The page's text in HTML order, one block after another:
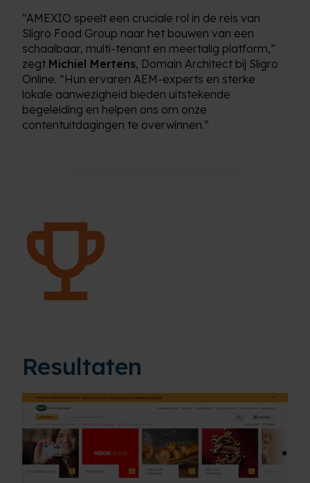
“AMEXIO speelt een cruciale rol in de reis van
Sligro Food Group naar het bouwen van een
schaalbaar, multi-tenant en meertalig platform,”
zegt Michiel Mertens, Domain Architect bij Sligro
Online. “Hun ervaren AEM-experts en sterke
lokale aanwezigheid bieden uitstekende
begeleiding en helpen ons om onze
contentuitdagingen te overwinnen.”
Resultaten